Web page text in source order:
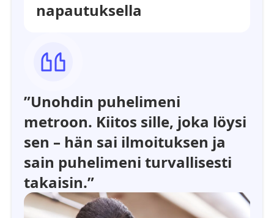
napautuksella
”Unohdin puhelimeni
metroon. Kiitos sille, joka löysi
sen – hän sai ilmoituksen ja
sain puhelimeni turvallisesti
takaisin.”